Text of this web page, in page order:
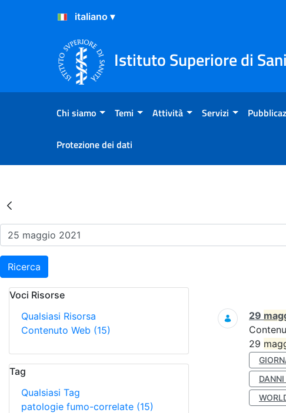
Salta al Contenuto
Salta al Footer
Istituto Superiore di
Chi siamo Temi Attività Servizi
Protezione dei dati
Risultati della Ricerca - Eventi
Ricerca
Voci Risorse
Qualsiasi Risorsa
Contenuto Web (15)
Tag
Qualsiasi Tag
patologie fumo-correlate (15)
Ricerca
29
29